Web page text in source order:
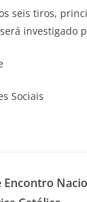
seis tiros,
investigado
Sociais
Encontro